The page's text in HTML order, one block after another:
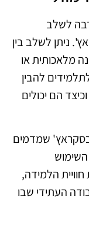
רבה לשלב
ניתן לשלב בין
מלאכותית או
להבין
הם יכולים
בסקראץ' שמדמים
השימוש
הלמידה,
העתידי שבו